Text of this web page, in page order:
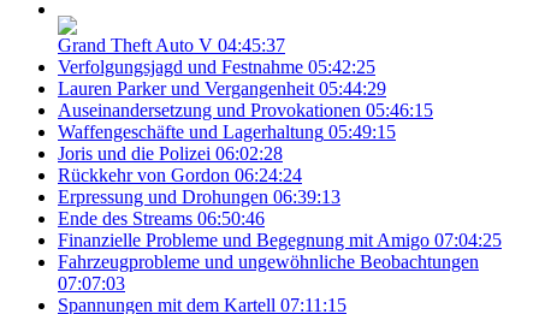
Grand Theft Auto V 04:45:37
Verfolgungsjagd und Festnahme 05:42:25
Lauren Parker und Vergangenheit 05:44:29
Auseinandersetzung und Provokationen 05:46:15
Waffengeschäfte und Lagerhaltung 05:49:15
Joris und die Polizei 06:02:28
Rückkehr von Gordon 06:24:24
Erpressung und Drohungen 06:39:13
Ende des Streams 06:50:46
Finanzielle Probleme und Begegnung mit Amigo 07:04:25
Fahrzeugprobleme und ungewöhnliche Beobachtungen
07:07:03
Spannungen mit dem Kartell 07:11:15